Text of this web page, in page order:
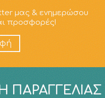
μας & ενημερώσου
προσφορές!